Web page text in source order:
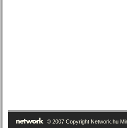
© 2007 Copyright Network.hu